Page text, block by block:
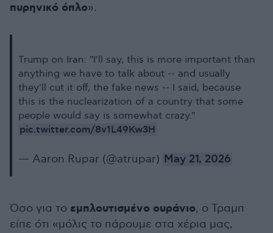
πυρηνικό όπλο».
Trump on Iran: "I'll say, this is more important than
anything we have to talk about -- and usually
they'll cut it off, the fake news -- I said, because
this is the nuclearization of a country that some
people would say is somewhat crazy."
pic.twitter.com/8v1L49Kw3H
— Aaron Rupar (@atrupar) May 21, 2026
Όσο για το εμπλουτισμένο ουράνιο, ο Τραμπ
είπε ότι «μόλις το πάρουμε στα χέρια μας,